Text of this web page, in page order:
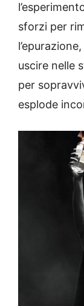
sforzi per
uscire nelle
per
esplode